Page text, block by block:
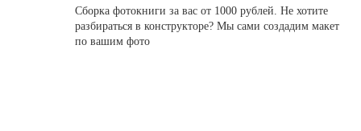
Сборка фотокниги за вас от 1000 рублей. Не хотите
разбираться в конструкторе? Мы сами создадим макет
по вашим фото